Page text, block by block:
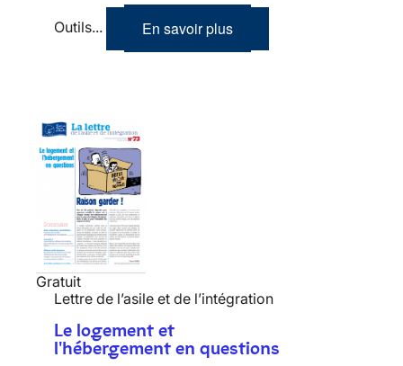
Outils... En savoir plus
Gratuit
Lettre de l’asile et de l’intégration
Le logement et
l'hébergement en questions